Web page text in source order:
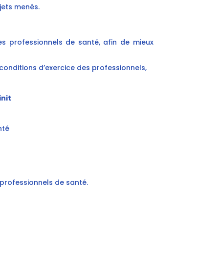
menés.
professionnels de santé, afin de mieux
d’exercice des professionnels,
de santé.